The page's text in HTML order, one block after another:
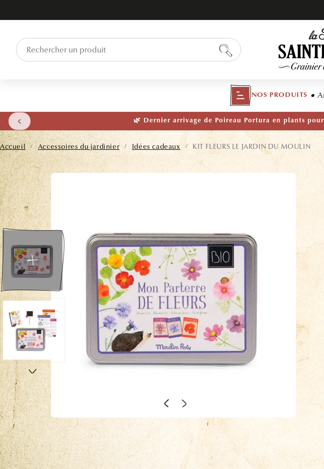
NOS PRODUITS
🌱 NOUVEAUTÉ — Ail Rocambole AB
Accueil / Accessoires du jardinier / Idées cadeaux / KIT FLEURS LE JARDIN DU MOULIN
PASSER AUX